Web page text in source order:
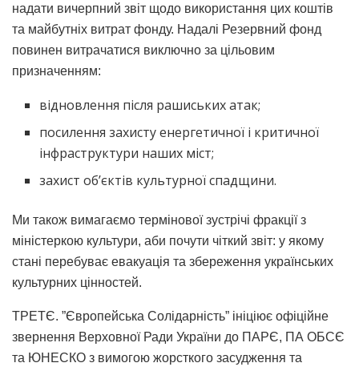
надати вичерпний звіт щодо використання цих коштів
та майбутніх витрат фонду. Надалі Резервний фонд
повинен витрачатися виключно за цільовим
призначенням:
відновлення після рашиських атак;
посилення захисту енергетичної і критичної
інфраструктури наших міст;
захист обʼєктів культурної спадщини.
Ми також вимагаємо термінової зустрічі фракції з
міністеркою культури, аби почути чіткий звіт: у якому
стані перебуває евакуація та збереження українських
культурних цінностей.
​ТРЕТЄ. ​”Європейська Солідарність” ініціює офіційне
звернення Верховної Ради України до ПАРЄ, ПА ОБСЄ
та ЮНЕСКО з вимогою жорсткого засудження та